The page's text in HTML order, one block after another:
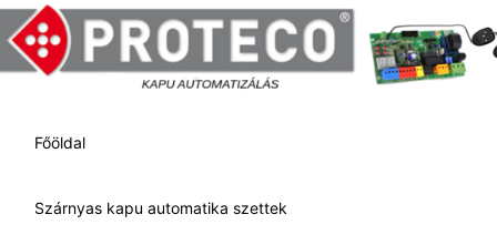
Skip
to
content
Főöldal
Szárnyas kapu automatika szettek